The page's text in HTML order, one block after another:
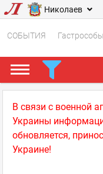
Николаев
СОБЫТИЯ
В связи с военной
Украины
обновляется,
Украине!